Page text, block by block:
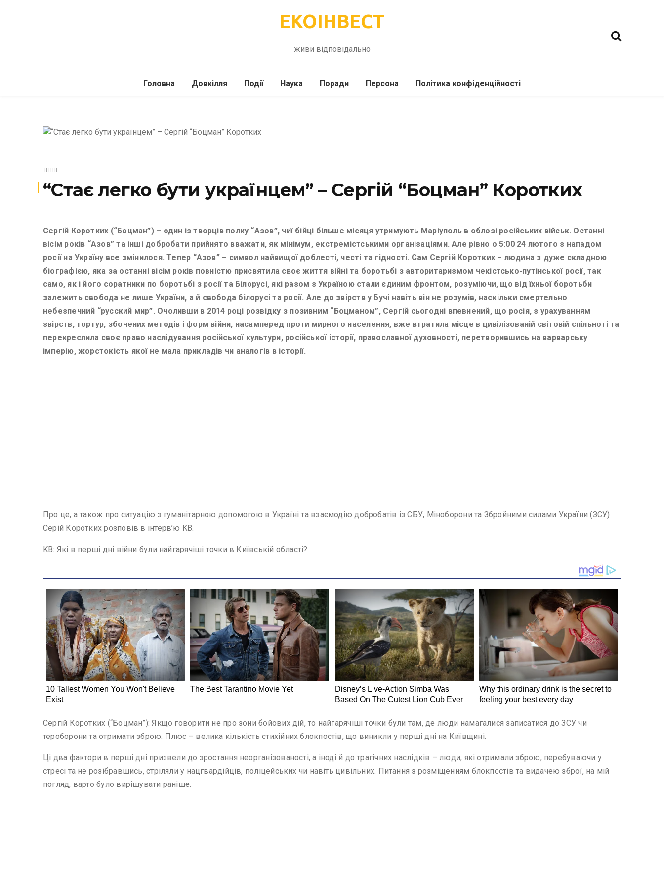
ЕКОІНВЕСТ
живи відповідально
Головна Довкілля
Подорожі
Події
Інше
Наука Поради Персона Політика конфіденційності
ІНШЕ
“Стає легко бути українцем” – Сергій “Боцман” Коротких
Сергій Коротких (“Боцман”) – один із творців полку “Азов”, чиї бійці більше місяця утримують Маріуполь в облозі російських військ. Останні
вісім років “Азов” та інші добробати прийнято вважати, як мінімум, екстремістськими організаціями. Але рівно о 5:00 24 лютого з нападом
росії на Україну все змінилося. Тепер “Азов” – символ найвищої доблесті, честі та гідності. Сам Сергій Коротких – людина з дуже складною
біографією, яка за останні вісім років повністю присвятила своє життя війні та боротьбі з авторитаризмом чекістсько-путінської росії, так
само, як і його соратники по боротьбі з росії та Білорусі, які разом з Україною стали єдиним фронтом, розуміючи, що від їхньої боротьби
залежить свобода не лише України, а й свобода білорусі та росії. Але до звірств у Бучі навіть він не розумів, наскільки смертельно
небезпечний “русский мир”. Очоливши в 2014 році розвідку з позивним “Боцманом”, Сергій сьогодні впевнений, що росія, з урахуванням
звірств, тортур, збочених методів і форм війни, насамперед проти мирного населення, вже втратила місце в цивілізованій світовій спільноті та
перекреслила своє право наслідування російської культури, російської історії, православної духовності, перетворившись на варварську
імперію, жорстокість якої не мала прикладів чи аналогів в історії.
Про це, а також про ситуацію з гуманітарною допомогою в Україні та взаємодію добробатів із СБУ, Міноборони та Збройними силами України (ЗСУ)
Серій Коротких розповів в інтерв’ю KВ.
KВ: Які в перші дні війни були найгарячіші точки в Київській області?
Сергій Коротких (“Боцман”): Якщо говорити не про зони бойових дій, то найгарячіші точки були там, де люди намагалися записатися до ЗСУ чи
тероборони та отримати зброю. Плюс – велика кількість стихійних блокпостів, що виникли у перші дні на Київщині.
Ці два фактори в перші дні призвели до зростання неорганізованості, а іноді й до трагічних наслідків – люди, які отримали зброю, перебуваючи у
стресі та не розібравшись, стріляли у нацгвардійців, поліцейських чи навіть цивільних. Питання з розміщенням блокпостів та видачею зброї, на мій
погляд, варто було вирішувати раніше.